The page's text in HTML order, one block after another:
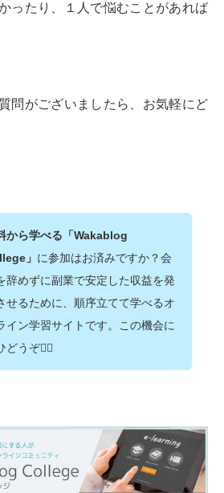
ったり、１人で悩むことがあれば
問がございましたら、お気軽にど
から学べる「Wakablog
」 に参加はお済みですか？会
辞めずに副業で安定した収益を発
せるために、順序立てて学べるオ
イン学習サイトです。この機会に
どうぞ💁‍♂️